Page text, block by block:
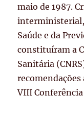
maio de 1987.
interministerial,
Saúde e da
constituíram a
Sanitária
VIII